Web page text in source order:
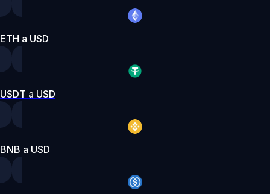
ETH a USD
USDT a USD
BNB a USD